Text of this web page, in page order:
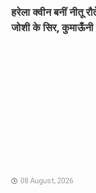
हरेला क्वीन बनीं नीतू
जोशी के सिर, कुमाऊँनी
08 August, 2026